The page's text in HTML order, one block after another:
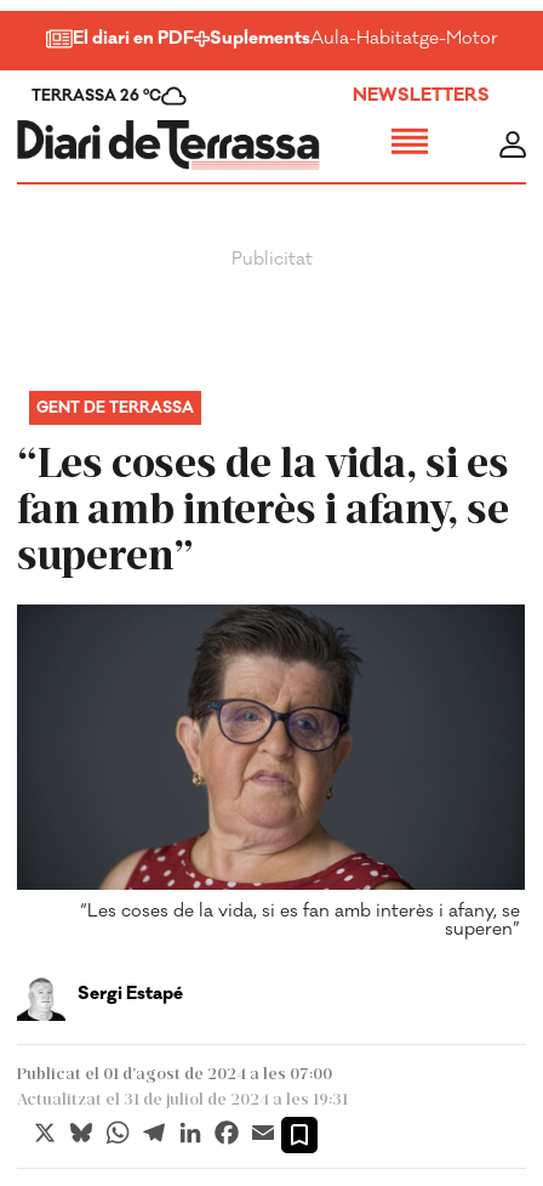
El diari en PDF SuplementsAula-Habitatge-Motor-
TERRASSA 26 ºC NEWSLETTERS
“Les coses de la vida, si es
fan amb interès i afany, se
superen”
GENT DE TERRASSA
“Les coses de la vida, si es fan amb interès i afany, se
superen”
Sergi Estapé
Publicat el 01 d’agost de 2024 a les 07:00
Actualitzat el 31 de juliol de 2024 a les 19:31
X BlueskyWhatsApp
TelegramLinkedInFacebook
Email